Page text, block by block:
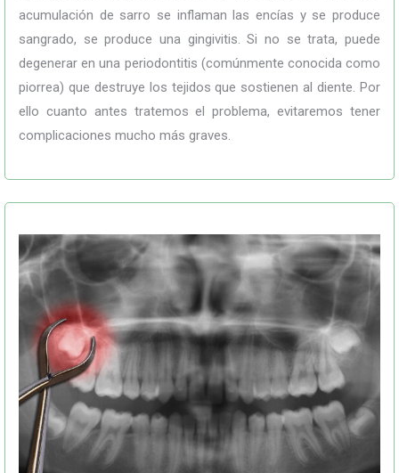
acumulación de sarro se inflaman las encías y se produce
sangrado, se produce una gingivitis. Si no se trata, puede
degenerar en una periodontitis (comúnmente conocida como
piorrea) que destruye los tejidos que sostienen al diente. Por
ello cuanto antes tratemos el problema, evitaremos tener
complicaciones mucho más graves.